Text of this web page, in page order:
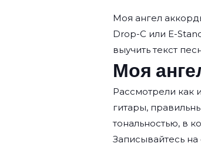
Моя ангел
Drop-C или E-
выучить текст
Моя
Рассмотрели как
гитары,
тональностью, в
Записывайтесь на